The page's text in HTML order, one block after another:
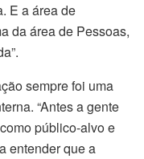
E a área de
da área de Pessoas,
sempre foi uma
“Antes a gente
público-alvo e
entender que a